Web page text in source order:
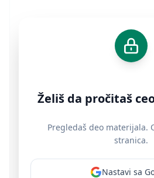
Želiš da pročitaš
Pregledaš deo materijala.
stranica.
Nastavi sa